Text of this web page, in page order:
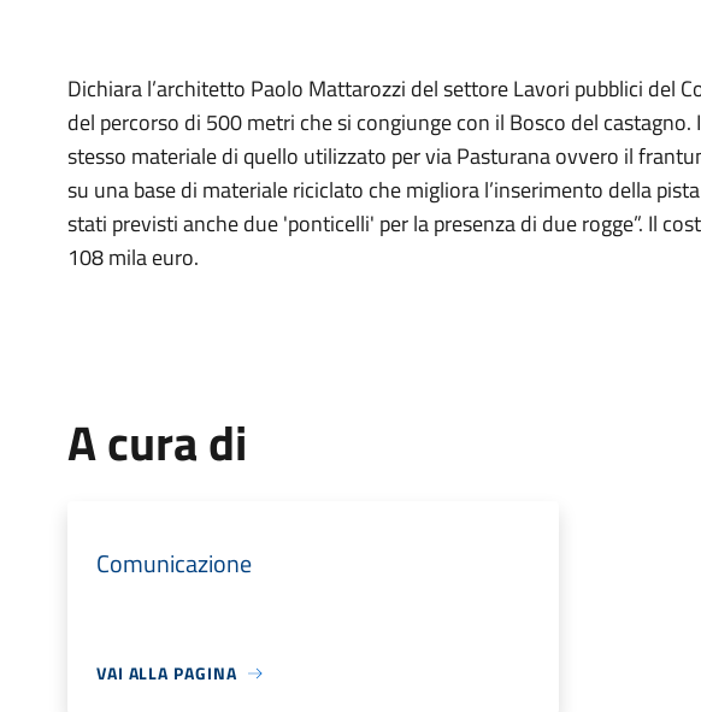
Dichiara l’architetto Paolo Mattarozzi del settore Lavori pubblici del
del percorso di 500 metri che si congiunge con il Bosco del
stesso materiale di quello utilizzato per via Pasturana ovvero il
su una base di materiale riciclato che migliora l’inserimento della
stati previsti anche due 'ponticelli' per la presenza di due rogge”. Il
108 mila euro.
A cura di
Comunicazione
VAI ALLA PAGINA